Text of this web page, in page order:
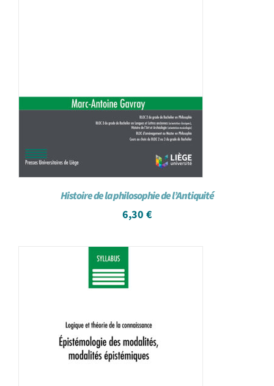
Histoire de la philosophie de l’Antiquité
6,30 €